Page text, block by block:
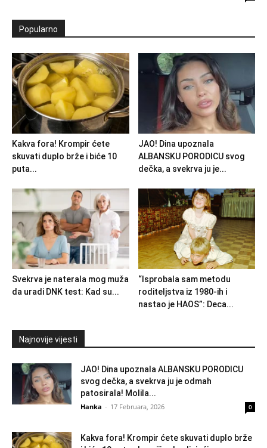
Popularno
Kakva fora! Krompir ćete
skuvati duplo brže i biće 10
puta...
JAO! Dina upoznala
ALBANSKU PORODICU svog
dečka, a svekrva ju je...
Svekrva je naterala mog muža
da uradi DNK test: Kad su...
“Isprobala sam metodu
roditeljstva iz 1980-ih i
nastao je HAOS”: Deca...
Najnovije vijesti
JAO! Dina upoznala ALBANSKU PORODICU
svog dečka, a svekrva ju je odmah
patosirala! Molila...
Hanka - 17 Februara, 2026 0
Kakva fora! Krompir ćete skuvati duplo brže